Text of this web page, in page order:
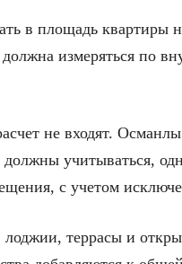
в площадь
измеряться по
не входят.
учитываться,
с учетом
террасы и